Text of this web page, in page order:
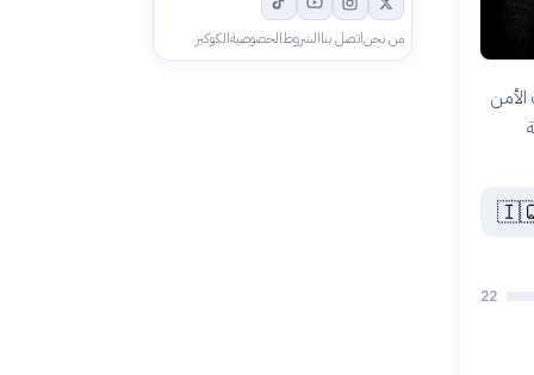
22
من نحناتصل بناالشروطالخصوصيةالكوكيز